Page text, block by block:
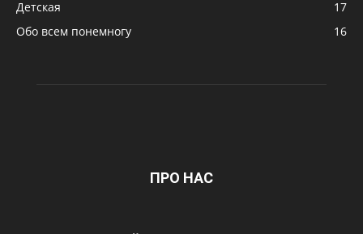
Детская
17
Обо всем понемногу
16
ПРО НАС